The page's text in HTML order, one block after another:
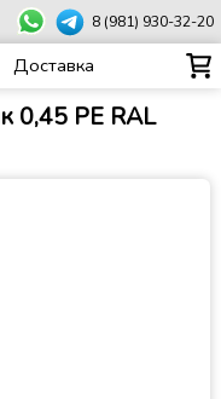
8 (981) 930-32-20
Доставка
0,45 PE RAL